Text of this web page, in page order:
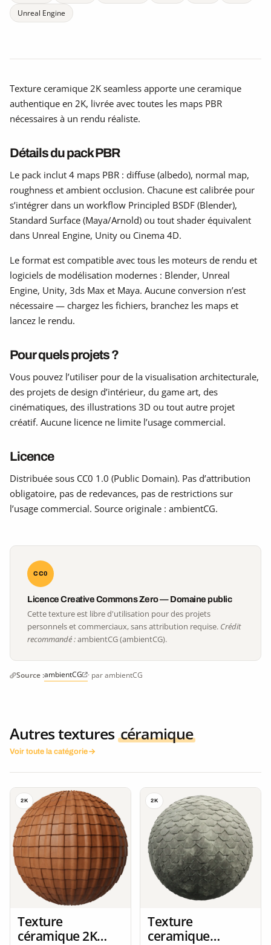
Unreal Engine
Texture ceramique 2K seamless apporte une ceramique
authentique en 2K, livrée avec toutes les maps PBR
nécessaires à un rendu réaliste.
Détails du pack PBR
Le pack inclut 4 maps PBR : diffuse (albedo), normal map,
roughness et ambient occlusion. Chacune est calibrée pour
s’intégrer dans un workflow Principled BSDF (Blender),
Standard Surface (Maya/Arnold) ou tout shader équivalent
dans Unreal Engine, Unity ou Cinema 4D.
Le format est compatible avec tous les moteurs de rendu et
logiciels de modélisation modernes : Blender, Unreal
Engine, Unity, 3ds Max et Maya. Aucune conversion n’est
nécessaire — chargez les fichiers, branchez les maps et
lancez le rendu.
Pour quels projets ?
Vous pouvez l’utiliser pour de la visualisation architecturale,
des projets de design d’intérieur, du game art, des
cinématiques, des illustrations 3D ou tout autre projet
créatif. Aucune licence ne limite l’usage commercial.
Licence
Distribuée sous CC0 1.0 (Public Domain). Pas d’attribution
obligatoire, pas de redevances, pas de restrictions sur
l’usage commercial. Source originale : ambientCG.
CC0
Licence Creative Commons Zero — Domaine public
Cette texture est libre d'utilisation pour des projets
personnels et commerciaux, sans attribution requise. Crédit
recommandé :ambientCG (ambientCG).
Source :ambientCG · par ambientCG
Autres textures céramique
Voir toute la catégorie
2K
Texture
céramique 2K
2K
Texture
ceramique